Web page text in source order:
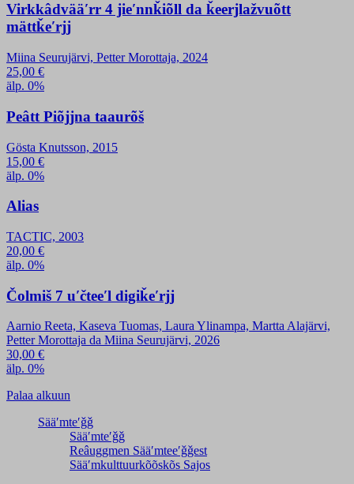
Virkkâdvääʹrr 4 jieʹnnǩiõll da ǩeerjlažvuõtt
mättǩeʹrjj
Miina Seurujärvi, Petter Morottaja, 2024
25,00 €
älp. 0%
Peâtt Piõjjna taaurõš
Gösta Knutsson, 2015
15,00 €
älp. 0%
Alias
TACTIC, 2003
20,00 €
älp. 0%
Čolmiš 7 uʹčteeʹl digiǩeʹrjj
Aarnio Reeta, Kaseva Tuomas, Laura Ylinampa, Martta Alajärvi,
Petter Morottaja da Miina Seurujärvi, 2026
30,00 €
älp. 0%
Palaa alkuun
Sääʹmteʹǧǧ
Sääʹmteʹǧǧ
Reâuggmen Sääʹmteeʹǧǧest
Sääʹmkulttuurkõõskõs Sajos